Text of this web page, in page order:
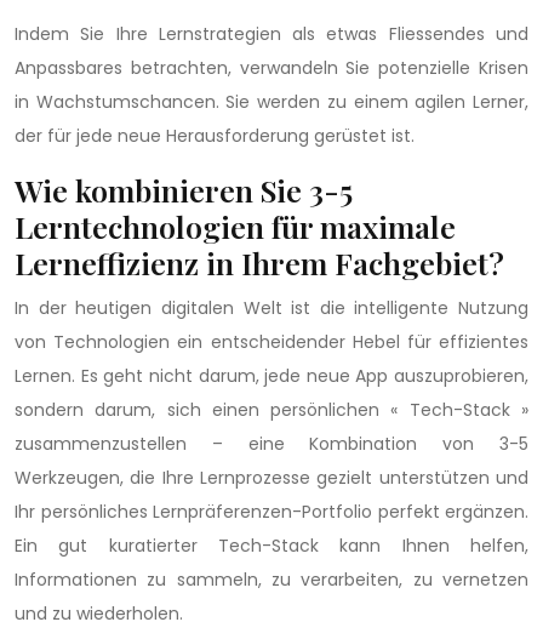
Indem Sie Ihre Lernstrategien als etwas Fliessendes und
Anpassbares betrachten, verwandeln Sie potenzielle Krisen
in Wachstumschancen. Sie werden zu einem agilen Lerner,
der für jede neue Herausforderung gerüstet ist.
Wie kombinieren Sie 3-5
Lerntechnologien für maximale
Lerneffizienz in Ihrem Fachgebiet?
In der heutigen digitalen Welt ist die intelligente Nutzung
von Technologien ein entscheidender Hebel für effizientes
Lernen. Es geht nicht darum, jede neue App auszuprobieren,
sondern darum, sich einen persönlichen « Tech-Stack »
zusammenzustellen – eine Kombination von 3-5
Werkzeugen, die Ihre Lernprozesse gezielt unterstützen und
Ihr persönliches Lernpräferenzen-Portfolio perfekt ergänzen.
Ein gut kuratierter Tech-Stack kann Ihnen helfen,
Informationen zu sammeln, zu verarbeiten, zu vernetzen
und zu wiederholen.